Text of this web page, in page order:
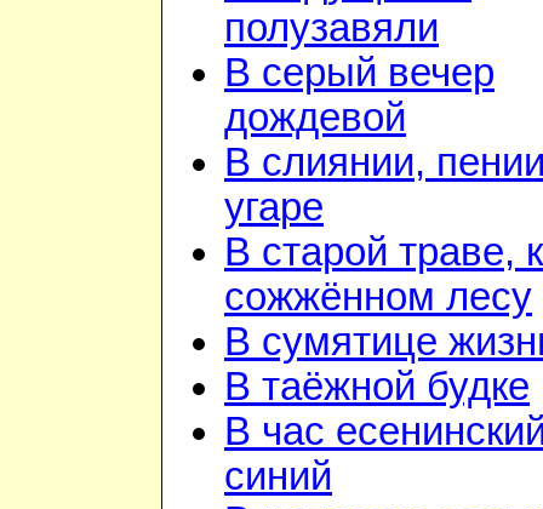
полузавяли
В серый вечер
дождевой
В слиянии,
угаре
В старой траве,
сожжённом лесу
В сумятице
В таёжной будке
В час
синий